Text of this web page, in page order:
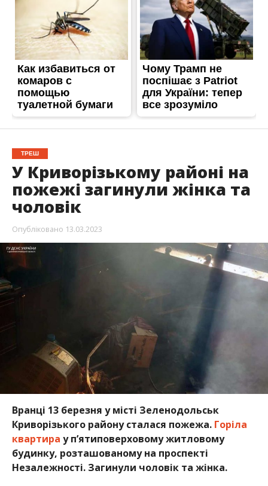
ТРЕШ
У Криворізькому районі на
пожежі загинули жінка та
чоловік
Опубліковано 13.03.2023
Вранці 13 березня у місті Зеленодольськ
Криворізького району сталася пожежа. Горіла
квартира у п’ятиповерховому житловому
будинку, розташованому на проспекті
Незалежності. Загинули чоловік та жінка.